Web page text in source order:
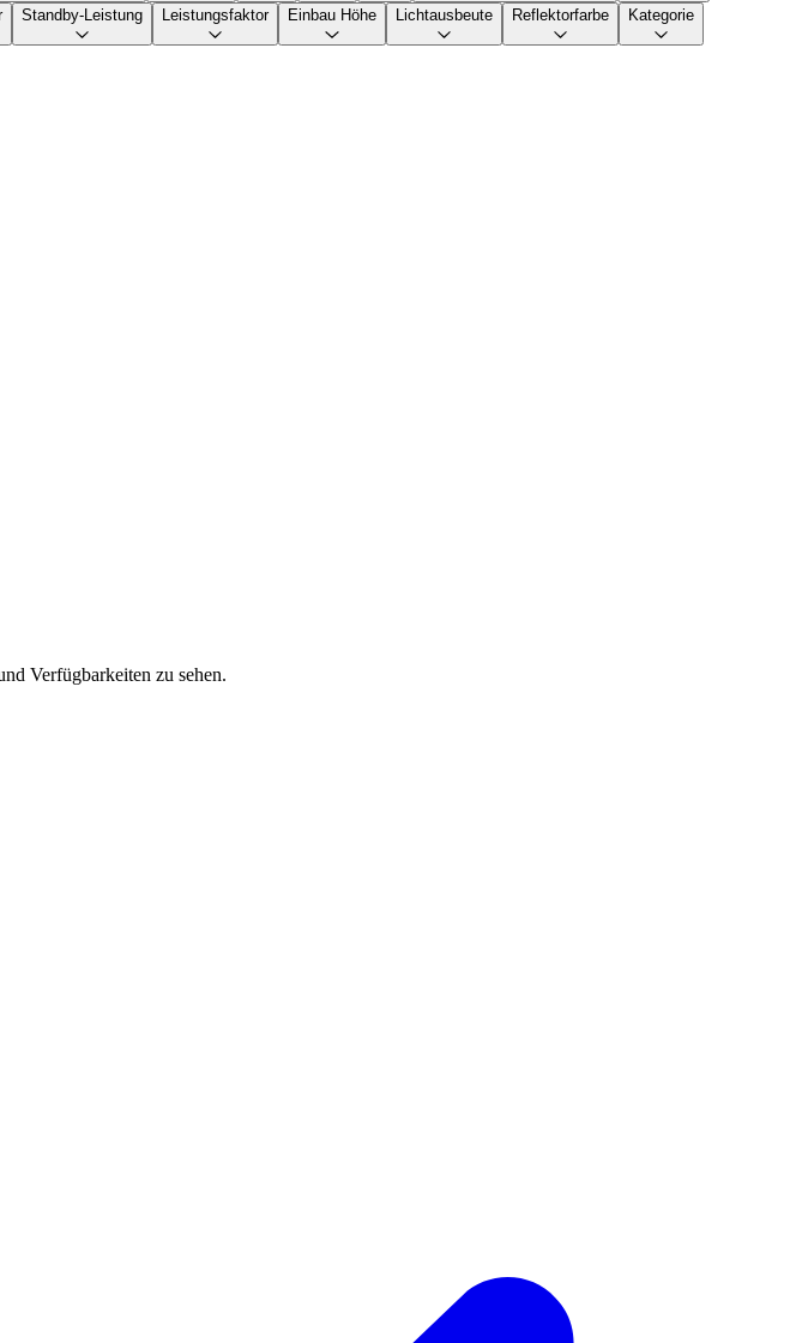
Standby-Leistung Leistungsfaktor Einbau Höhe Lichtausbeute Reflektorfarbe Kategorie
Verfügbarkeiten zu sehen.